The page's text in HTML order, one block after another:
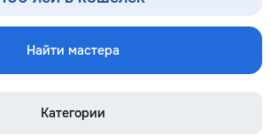
набор
помочь вам
эффективно
проблемы. Наши
Найти мастера
Категории